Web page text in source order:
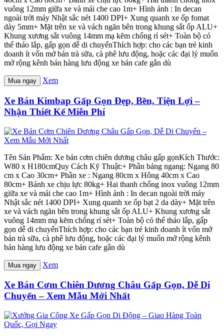
vuông 12mm giữa xe và mái che cao 1m+ Hình ảnh : In decan
ngoài trời máy Nhật sắc nét 1400 DPI+ Xung quanh xe ốp fomat
dày 5mm+ Mặt trên xe và vách ngăn bên trong khung sắt ốp ALU+
Khung xương sắt vuông 14mm mạ kẽm chống rỉ sét+ Toàn bộ có
thể tháo lắp, gấp gọn dễ di chuyểnThích hợp: cho các bạn trẻ kinh
doanh ít vốn mở bán trà sữa, cà phê lưu động, hoặc các đại lý muốn
mở rộng kênh bán hàng lưu động xe bán cafe gắn dù
Mua ngay Xem
Xe Bán Kimbap Gấp Gọn Đẹp, Bền, Tiện Lợi –
Nhận Thiết Kế Miễn Phí
Tên Sản Phẩm: Xe bán cơm chiên dương châu gấp gọnKích Thước:
W80 x H180cmQuy Cách Kỹ Thuật:+ Phần bảng ngang: Ngang 80
cm x Cao 30cm+ Phần xe : Ngang 80cm x Hông 40cm x Cao
80cm+ Bánh xe chịu lực 80kg+ Hai thanh chống inox vuông 12mm
giữa xe và mái che cao 1m+ Hình ảnh : In decan ngoài trời máy
Nhật sắc nét 1400 DPI+ Xung quanh xe ốp bạt 2 da dày+ Mặt trên
xe và vách ngăn bên trong khung sắt ốp ALU+ Khung xương sắt
vuông 14mm mạ kẽm chống rỉ sét+ Toàn bộ có thể tháo lắp, gấp
gọn dễ di chuyểnThích hợp: cho các bạn trẻ kinh doanh ít vốn mở
bán trà sữa, cà phê lưu động, hoặc các đại lý muốn mở rộng kênh
bán hàng lưu động xe bán cafe gắn dù
Mua ngay Xem
Xe Bán Cơm Chiên Dương Châu Gấp Gọn, Dễ Di
Chuyển – Xem Mẫu Mới Nhất